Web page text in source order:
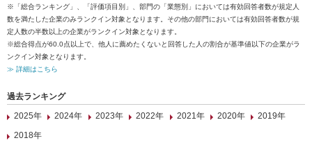
※「総合ランキング」、「評価項目別」、部門の「業態別」においては有効回答者数が規定人
数を満たした企業のみランクイン対象となります。その他の部門においては有効回答者数が規
定人数の半数以上の企業がランクイン対象となります。
※総合得点が60.0点以上で、他人に薦めたくないと回答した人の割合が基準値以下の企業がラ
ンクイン対象となります。
≫ 詳細はこちら
過去ランキング
2025年
2024年 2023年 2022年 2021年 2020年
2019年
2018年